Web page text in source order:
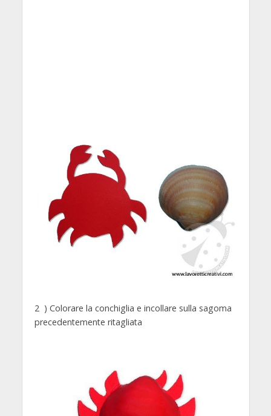
2 ) Colorare la conchiglia e incollare sulla sagoma
precedentemente ritagliata